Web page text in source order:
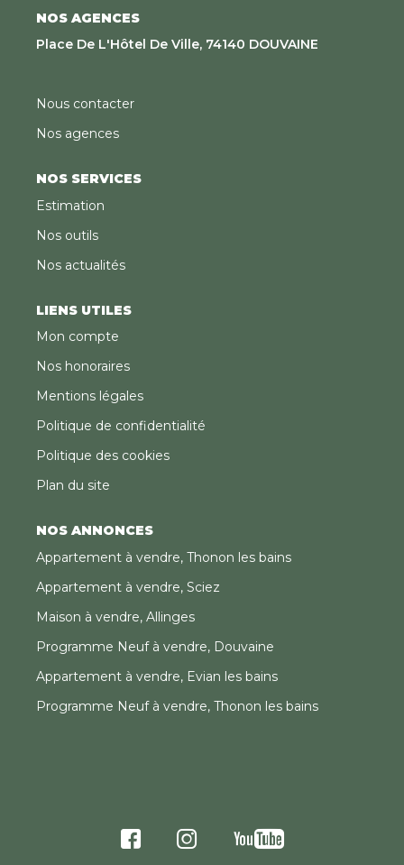
NOS AGENCES
Place De L'Hôtel De Ville, 74140 DOUVAINE
Nous contacter
Nos agences
NOS SERVICES
Estimation
Nos outils
Nos actualités
LIENS UTILES
Mon compte
Nos honoraires
Mentions légales
Politique de confidentialité
Politique des cookies
Plan du site
NOS ANNONCES
Appartement à vendre, Thonon les bains
Appartement à vendre, Sciez
Maison à vendre, Allinges
Programme Neuf à vendre, Douvaine
Appartement à vendre, Evian les bains
Programme Neuf à vendre, Thonon les bains